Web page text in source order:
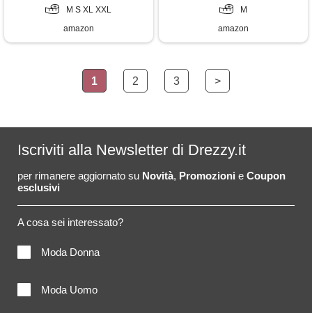
M S XL XXL
amazon
nuoto tempo libero alla moda
a12 m
M
amazon
1 2 3 >
Iscriviti alla Newsletter di Drezzy.it
per rimanere aggiornato su Novità, Promozioni e Coupon
esclusivi
A cosa sei interessato?
Moda Donna
Moda Uomo